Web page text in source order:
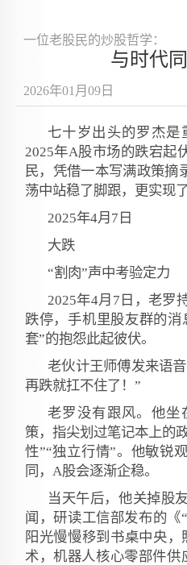
一位老股民的炒股哲学：
与时代
2026年01月09日
七十岁出头的罗杰是
2025年A股市场的跌宕起
民，凭借一本写满政策摘
荡中站稳了脚跟，更实现
2025年4月7日
大跌
“割肉”声中考验定力
2025年4月7日，老罗
跌停，手机里股友群的消
套”的抱怨此起彼伏。
老伙计王师傅发来语
再跌就扛不住了！”
老罗没有跟风。他坐
策，指尖划过笔记本上的
性”“独立行情”。他敏锐
同，A股会逐渐企稳。
当天午后，他关掉股
闻，研读工信部发布的
阳光慢慢移到书桌中央
术，机器人核心零部件